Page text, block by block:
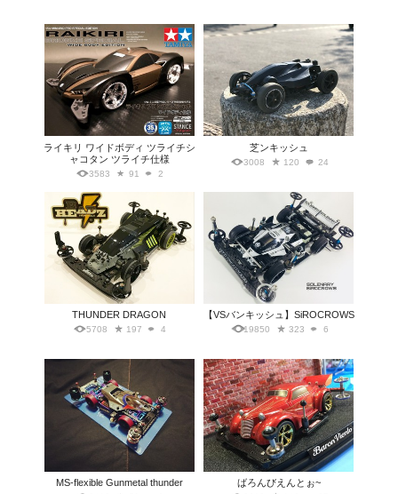
ライキリ ワイドボディ ツライチシ
ャコタン ツライチ仕様
3583 91 2
芝ンキッシュ
3008 120 24
THUNDER DRAGON
5708 197 4
【VSバンキッシュ】SiROCROWS
19850 323 6
MS-flexible Gunmetal thunder ばろんびえんとぉ~